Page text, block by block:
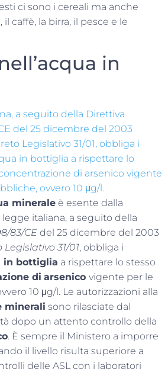
ci sono i cereali ma anche
, il caffè, la birra, il pesce e le
in
minerale è esente dalla
italiana, a seguito della
83/CE del 25 dicembre del 2003
Legislativo 31/01, obbliga i
in bottiglia a rispettare lo stesso
di arsenico vigente per le
10 μg/l. Le autorizzazioni alla
minerali sono rilasciate dal
dopo un attento controllo della
. È sempre il Ministero a imporre
il livello risulta superiore a
delle ASL con i laboratori